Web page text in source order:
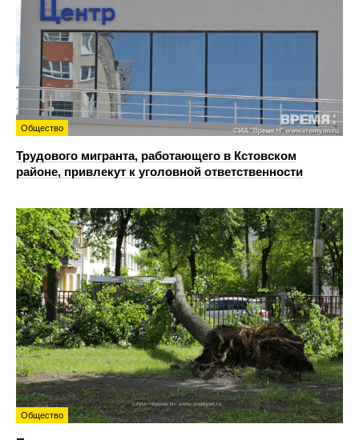
Общество
Трудового мигранта, работающего в Кстовском
районе, привлекут к уголовной ответственности
Общество